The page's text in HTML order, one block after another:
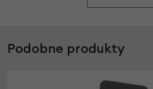
Podobne produkty